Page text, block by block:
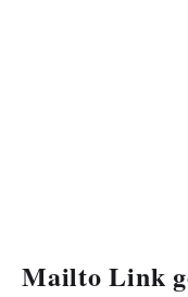
Mailto Link